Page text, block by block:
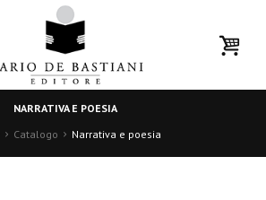
NARRATIVA E POESIA
Catalogo Narrativa e poesia